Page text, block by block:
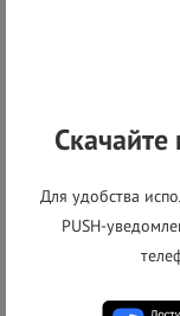
−
Для удобства
PUSH-